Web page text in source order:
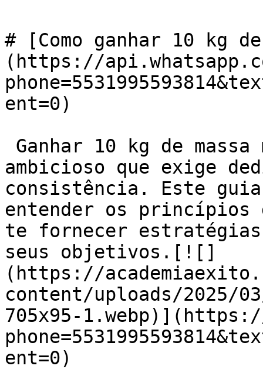
# [Como ganhar 10 kg
(https://
ent=0)
ambicioso que exige
consistência. Este
entender os
te fornecer
seus objetivos.[![]
(https://
content/uploads/2025/
705x95-
ent=0)